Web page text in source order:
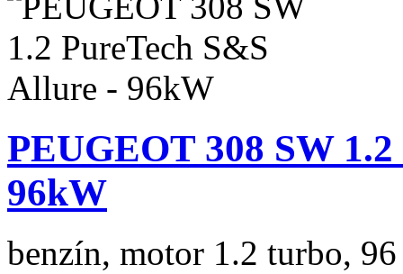
PEUGEOT 308 SW
96kW
benzín, motor 1.2 turbo,